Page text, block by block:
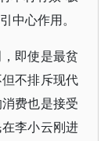
中心作用。
即使是最贫
不排斥现代
费也是接受
李小云刚进